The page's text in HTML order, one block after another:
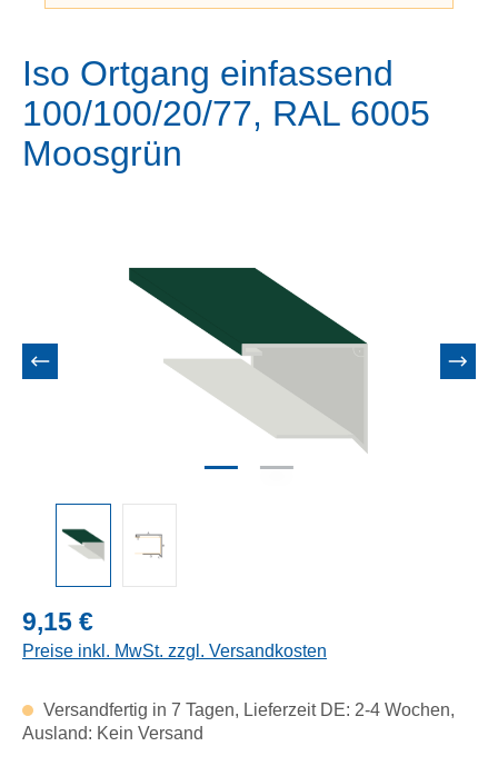
Iso Ortgang einfassend
100/100/20/77, RAL 6005
Moosgrün
Regulärer Preis:
9,15 €
Preise inkl. MwSt. zzgl. Versandkosten
Versandfertig in 7 Tagen, Lieferzeit DE: 2-4 Wochen,
Ausland: Kein Versand